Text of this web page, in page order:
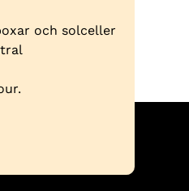
och solceller